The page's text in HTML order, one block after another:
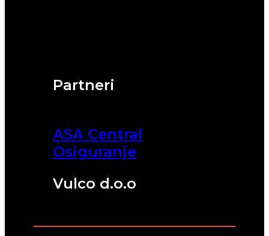
Partneri
ASA Central
Osiguranje
Vulco d.o.o